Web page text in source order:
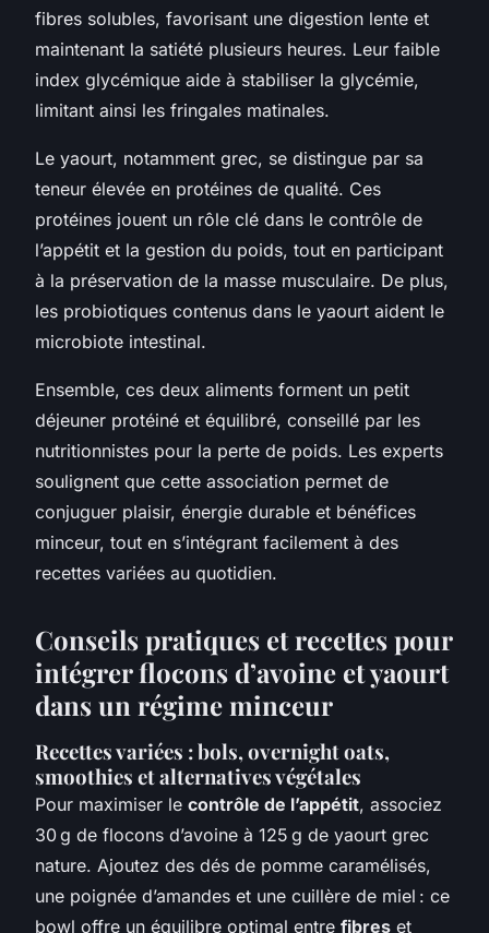
fibres solubles, favorisant une digestion lente et
maintenant la satiété plusieurs heures. Leur faible
index glycémique aide à stabiliser la glycémie,
limitant ainsi les fringales matinales.
Le yaourt, notamment grec, se distingue par sa
teneur élevée en protéines de qualité. Ces
protéines jouent un rôle clé dans le contrôle de
l’appétit et la gestion du poids, tout en participant
à la préservation de la masse musculaire. De plus,
les probiotiques contenus dans le yaourt aident le
microbiote intestinal.
Ensemble, ces deux aliments forment un petit
déjeuner protéiné et équilibré, conseillé par les
nutritionnistes pour la perte de poids. Les experts
soulignent que cette association permet de
conjuguer plaisir, énergie durable et bénéfices
minceur, tout en s’intégrant facilement à des
recettes variées au quotidien.
Conseils pratiques et recettes pour
intégrer flocons d’avoine et yaourt
dans un régime minceur
Recettes variées : bols, overnight oats,
smoothies et alternatives végétales
Pour maximiser le contrôle de l’appétit, associez
30 g de flocons d’avoine à 125 g de yaourt grec
nature. Ajoutez des dés de pomme caramélisés,
une poignée d’amandes et une cuillère de miel : ce
bowl offre un équilibre optimal entre fibres et